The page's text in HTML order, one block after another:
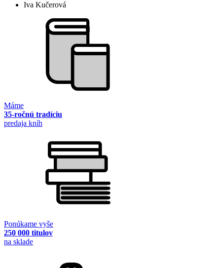
Iva Kučerová
Máme
35-ročnú tradíciu
predaja kníh
Ponúkame vyše
250 000 titulov
na sklade